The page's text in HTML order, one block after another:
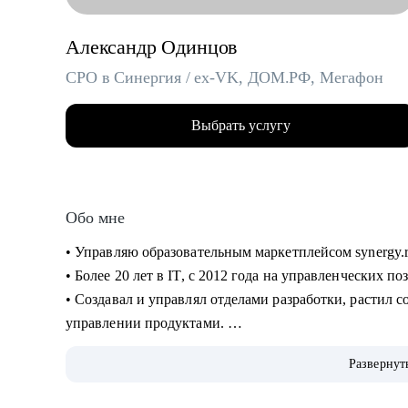
Александр Одинцов
CPO в Синергия / ex-VK, ДОМ.РФ, Мегафон
Выбрать услугу
Обо мне
• Управляю образовательным маркетплейсом
• Более 20 лет в IT, c 2012 года на управленческих
• Создавал и управлял отделами разработки, растил
управлении продуктами.
• Развивал метрики в b2c продуктах: DAU (до